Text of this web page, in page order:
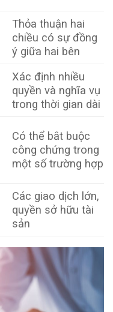
Thỏa thuận hai
chiều có sự đồng
ý giữa hai bên
Xác định nhiều
quyền và nghĩa vụ
trong thời gian dài
Có thể bắt buộc
công chứng trong
một số trường hợp
Các giao dịch lớn,
quyền sở hữu tài
sản